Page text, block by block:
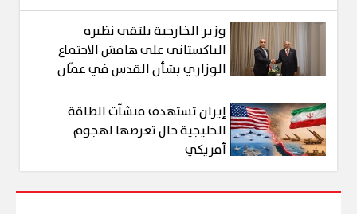
وزير الخارجية يلتقي نظيره
الباكستانى على هامش الاجتماع
الوزاري بشأن القدس في عمّان
إيران تستهدف منشآت الطاقة
الخليجية حال تعرضها لهجوم
أمريكي